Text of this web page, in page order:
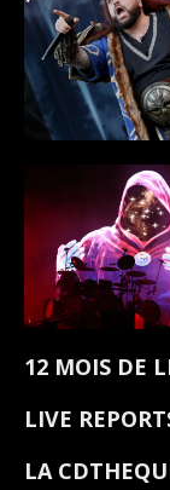
12 MOIS DE
LIVE
LA